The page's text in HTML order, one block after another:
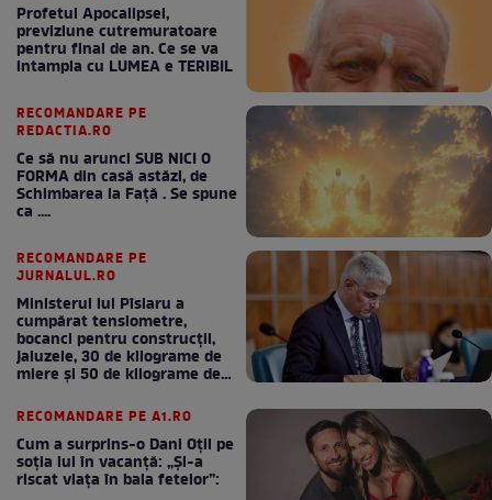
Profetul Apocalipsei,
previziune cutremuratoare
pentru final de an. Ce se va
intampla cu LUMEA e TERIBIL
RECOMANDARE PE
REDACTIA.RO
Ce să nu arunci SUB NICI O
FORMA din casă astăzi, de
Schimbarea la Față . Se spune
ca ....
RECOMANDARE PE
JURNALUL.RO
Ministerul lui Pîslaru a
cumpărat tensiometre,
bocanci pentru construcții,
jaluzele, 30 de kilograme de
miere și 50 de kilograme de
RECOMANDARE PE A1.RO
Cum a surprins-o Dani Oțil pe
soția lui în vacanță: „Și-a
riscat viața în baia fetelor”: